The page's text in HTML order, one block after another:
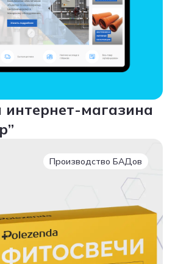
интернет-магазина
Производство БАДов